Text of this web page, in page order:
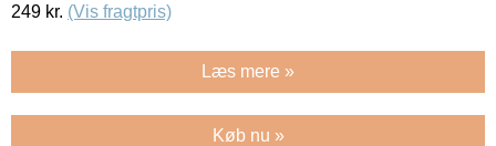
249 kr. (Vis fragtpris)
Læs mere »
Køb nu »